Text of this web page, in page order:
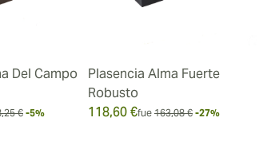
Del Campo
€ -5%
Plasencia Alma Fuerte
Robusto
118,60 €fue 163,08 € -27%